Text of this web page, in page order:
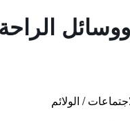
ووسائل
/ الولائم